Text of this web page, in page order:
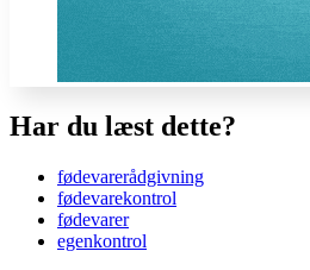
Har du læst dette?
fødevarerådgivning
fødevarekontrol
fødevarer
egenkontrol